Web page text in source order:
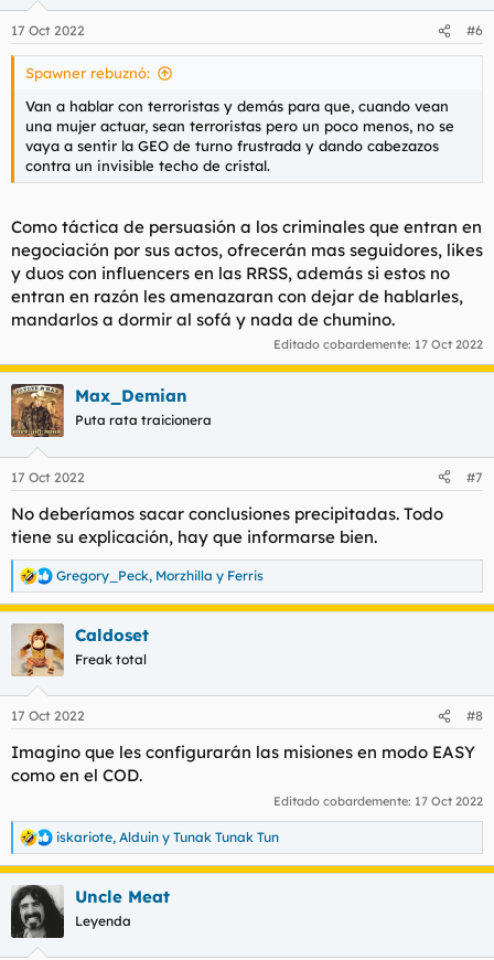
e
s
17 Oct 2022 #6
Spawner rebuznó:
Van a hablar con terroristas y demás para que, cuando vean
una mujer actuar, sean terroristas pero un poco menos, no se
vaya a sentir la GEO de turno frustrada y dando cabezazos
contra un invisible techo de cristal.
Como táctica de persuasión a los criminales que entran en
negociación por sus actos, ofrecerán mas seguidores, likes
y duos con influencers en las RRSS, además si estos no
entran en razón les amenazaran con dejar de hablarles,
mandarlos a dormir al sofá y nada de chumino.
Editado cobardemente: 17 Oct 2022
Max_Demian
Puta rata traicionera
17 Oct 2022 #7
No deberíamos sacar conclusiones precipitadas. Todo
tiene su explicación, hay que informarse bien.
R
e
a
c
i
e
:
Gregory_Peck, Morzhilla y Ferris
Caldoset
Freak total
17 Oct 2022 #8
Imagino que les configurarán las misiones en modo EASY
como en el COD.
Editado cobardemente: 17 Oct 2022
R
e
a
c
c
i
iskariote, Alduin y Tunak Tunak Tun
Uncle Meat
Leyenda